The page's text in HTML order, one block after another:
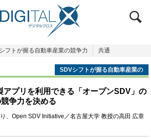
フトが握る自動車産業の競争力 共通
SDVシフトが握る自動車産業の
競争力
アプリを利用できる「オープンSDV」の
争力を決める
、Open SDV Initiative／名古屋大学 教授の高田 広章